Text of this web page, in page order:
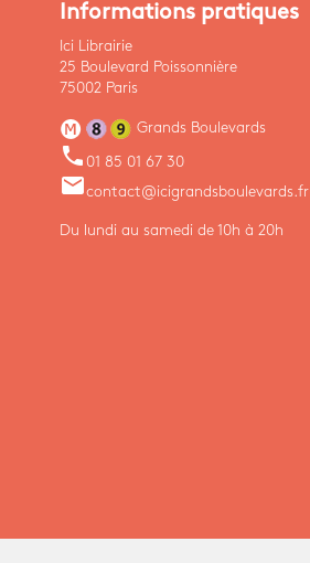
Informations pratiques
Ici Librairie
25 Boulevard Poissonnière
75002 Paris
Grands Boulevards
phone 01 85 01 67 30
emailcontact@icigrandsboulevards.fr
Du lundi au samedi de 10h à 20h